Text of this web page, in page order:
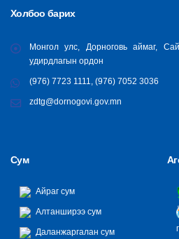
Холбоо барих
Монгол улс, Дорноговь аймаг,
удирдлагын ордон
(976) 7723 1111, (976) 7052 3036
zdtg@dornogovi.gov.mn
Сум
Айраг сум
Алтанширээ сум
Даланжаргалан сум